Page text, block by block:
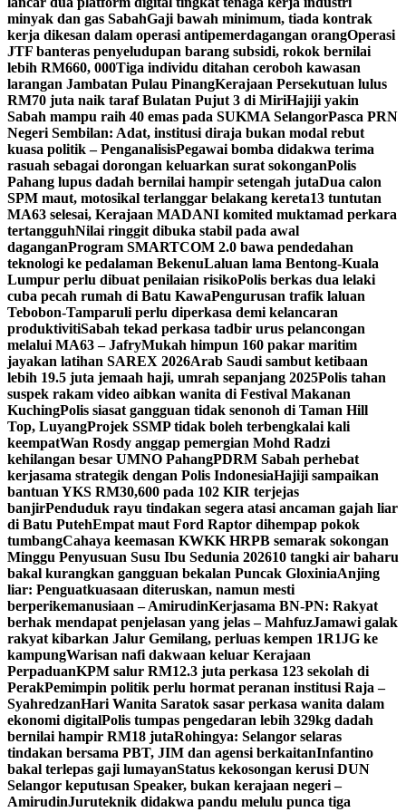
minyak dan gas SabahGaji bawah minimum, tiada kontrak
kerja dikesan dalam operasi antipemerdagangan orangOperasi
JTF banteras penyeludupan barang subsidi, rokok bernilai
lebih RM660, 000Tiga individu ditahan ceroboh kawasan
larangan Jambatan Pulau PinangKerajaan Persekutuan lulus
RM70 juta naik taraf Bulatan Pujut 3 di MiriHajiji yakin
Sabah mampu raih 40 emas pada SUKMA SelangorPasca PRN
Negeri Sembilan: Adat, institusi diraja bukan modal rebut
kuasa politik – PenganalisisPegawai bomba didakwa terima
rasuah sebagai dorongan keluarkan surat sokonganPolis
Pahang lupus dadah bernilai hampir setengah jutaDua calon
SPM maut, motosikal terlanggar belakang kereta13 tuntutan
MA63 selesai, Kerajaan MADANI komited muktamad perkara
tertangguhNilai ringgit dibuka stabil pada awal
daganganProgram SMARTCOM 2.0 bawa pendedahan
teknologi ke pedalaman BekenuLaluan lama Bentong-Kuala
Lumpur perlu dibuat penilaian risikoPolis berkas dua lelaki
cuba pecah rumah di Batu KawaPengurusan trafik laluan
Tebobon-Tamparuli perlu diperkasa demi kelancaran
produktivitiSabah tekad perkasa tadbir urus pelancongan
melalui MA63 – JafryMukah himpun 160 pakar maritim
jayakan latihan SAREX 2026Arab Saudi sambut ketibaan
lebih 19.5 juta jemaah haji, umrah sepanjang 2025Polis tahan
suspek rakam video aibkan wanita di Festival Makanan
KuchingPolis siasat gangguan tidak senonoh di Taman Hill
Top, LuyangProjek SSMP tidak boleh terbengkalai kali
keempatWan Rosdy anggap pemergian Mohd Radzi
kehilangan besar UMNO PahangPDRM Sabah perhebat
kerjasama strategik dengan Polis IndonesiaHajiji sampaikan
bantuan YKS RM30,600 pada 102 KIR terjejas
banjirPenduduk rayu tindakan segera atasi ancaman gajah liar
di Batu PutehEmpat maut Ford Raptor dihempap pokok
tumbangCahaya keemasan KWKK HRPB semarak sokongan
Minggu Penyusuan Susu Ibu Sedunia 202610 tangki air baharu
bakal kurangkan gangguan bekalan Puncak GloxiniaAnjing
liar: Penguatkuasaan diteruskan, namun mesti
berperikemanusiaan – AmirudinKerjasama BN-PN: Rakyat
berhak mendapat penjelasan yang jelas – MahfuzJamawi galak
rakyat kibarkan Jalur Gemilang, perluas kempen 1R1JG ke
kampungWarisan nafi dakwaan keluar Kerajaan
PerpaduanKPM salur RM12.3 juta perkasa 123 sekolah di
PerakPemimpin politik perlu hormat peranan institusi Raja –
SyahredzanHari Wanita Saratok sasar perkasa wanita dalam
ekonomi digitalPolis tumpas pengedaran lebih 329kg dadah
bernilai hampir RM18 jutaRohingya: Selangor selaras
tindakan bersama PBT, JIM dan agensi berkaitanInfantino
bakal terlepas gaji lumayanStatus kekosongan kerusi DUN
Selangor keputusan Speaker, bukan kerajaan negeri –
AmirudinJuruteknik didakwa pandu melulu punca tiga